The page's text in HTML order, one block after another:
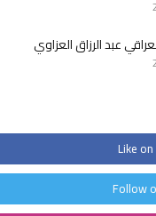
عبد الرزاق العزاوي
Like
Follow